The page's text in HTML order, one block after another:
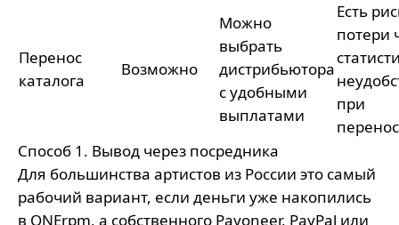
Перенос
каталога
Возможно
Можно
выбрать
дистрибьютора
с удобными
выплатами
Есть
потери
при
Способ 1. Вывод через посредника
Для большинства артистов из России это самый
рабочий вариант, если деньги уже накопились
в ONErpm, а собственного Payoneer, PayPal или